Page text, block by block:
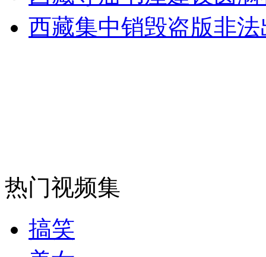
消防员救轻生者 花炮节热闹非凡 减压"枕头大战"
西藏集中销毁盗版非
热门视频集
搞笑